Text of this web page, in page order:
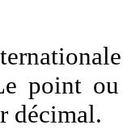
point
décimal.